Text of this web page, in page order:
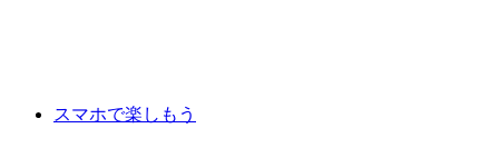
スマホで楽しもう